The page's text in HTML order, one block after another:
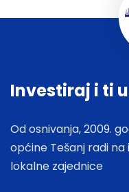
Investiraj i ti
Od osnivanja, 2009.
općine Tešanj radi
lokalne zajednice